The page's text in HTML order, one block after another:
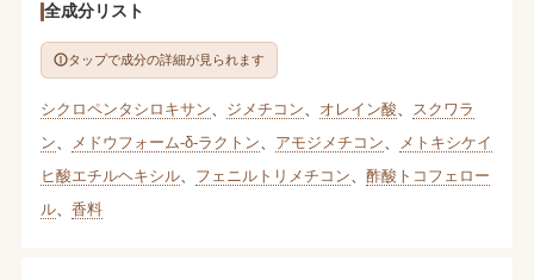
全成分リスト
タップで成分の詳細が見られます
シクロペンタシロキサン ジメチコン オレイン酸
スクワラ
ン
メドウフォーム-δ-ラクトン アモジメチコン
メトキシケイ
ヒ酸エチルヘキシル、 フェニルトリメチコン
酢酸トコフェロー
ル、 香料